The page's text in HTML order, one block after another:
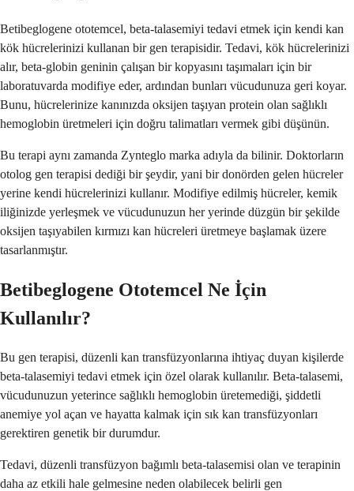
Betibeglogene ototemcel, beta-talasemiyi tedavi etmek için kendi kan
kök hücrelerinizi kullanan bir gen terapisidir. Tedavi, kök hücrelerinizi
alır, beta-globin geninin çalışan bir kopyasını taşımaları için bir
laboratuvarda modifiye eder, ardından bunları vücudunuza geri koyar.
Bunu, hücrelerinize kanınızda oksijen taşıyan protein olan sağlıklı
hemoglobin üretmeleri için doğru talimatları vermek gibi düşünün.
Bu terapi aynı zamanda Zynteglo marka adıyla da bilinir. Doktorların
otolog gen terapisi dediği bir şeydir, yani bir donörden gelen hücreler
yerine kendi hücrelerinizi kullanır. Modifiye edilmiş hücreler, kemik
iliğinizde yerleşmek ve vücudunuzun her yerinde düzgün bir şekilde
oksijen taşıyabilen kırmızı kan hücreleri üretmeye başlamak üzere
tasarlanmıştır.
Betibeglogene Ototemcel Ne İçin
Kullanılır?
Bu gen terapisi, düzenli kan transfüzyonlarına ihtiyaç duyan kişilerde
beta-talasemiyi tedavi etmek için özel olarak kullanılır. Beta-talasemi,
vücudunuzun yeterince sağlıklı hemoglobin üretemediği, şiddetli
anemiye yol açan ve hayatta kalmak için sık kan transfüzyonları
gerektiren genetik bir durumdur.
Tedavi, düzenli transfüzyon bağımlı beta-talasemisi olan ve terapinin
daha az etkili hale gelmesine neden olabilecek belirli gen